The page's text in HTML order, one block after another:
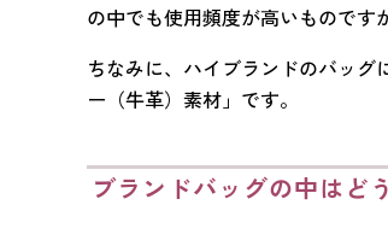
の中でも使用頻度が高いものです
ちなみに、ハイブランドのバッ
ー（牛革）素材」です。
ブランドバッグの中はど